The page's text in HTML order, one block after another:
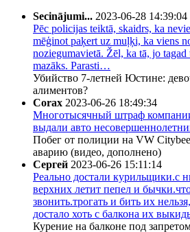
Secinājumi... 2023-06-28 14:39:04
Pēc policijas teiktā, skaidrs, ka
mēģinot paķert uz muļķi, ka viens
noziegumavietā. Žēl, ka tā, jo tagad
mazāks. Parasti…
Убийство 7-летней Юстине:
алиментов?
Corax 2023-06-26 18:49:34
Многотысячный штраф
выдали авто
Побег от полиции на VW
аварию (видео, дополнено)
Сергей 2023-06-26 15:11:14
Реально достали курильщики.с
верхних летит пепел и
звонить.трогать и бить их
достало хоть с балкона их
Курение на балконе под